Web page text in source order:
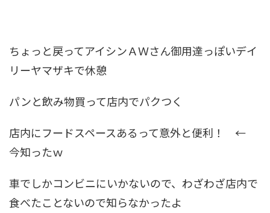
ちょっと戻ってアイシンＡＷさん御用達っぽいデイ
リーヤマザキで休憩
パンと飲み物買って店内でパクつく
店内にフードスペースあるって意外と便利！ ←
今知ったｗ
車でしかコンビニにいかないので、わざわざ店内で
食べたことないので知らなかったよ